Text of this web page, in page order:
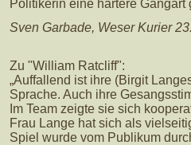
Politikerin eine härtere Gangart
Sven Garbade, Weser Kurier
Zu "William Ratcliff":
„Auffallend ist ihre (Birgit
Sprache. Auch ihre
Im Team zeigte sie sich
Frau Lange hat sich als
Spiel wurde vom Publikum